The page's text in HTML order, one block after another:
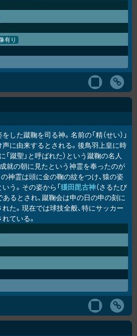
有り
した蹴鞠を司る神。名前の「精（せい）」
に由来するとされる。後鳥羽上皇に時
「蹴聖」と呼ばれた）という蹴鞠の名人
就の朝に見たという神霊を奉ったのが
神霊は頭に金の鞠の紋をつけ、猿の姿
う。その姿から「猨田毘古神（さるたび
あるとされ、蹴鞠会は申の日の申の刻に
た。現在では球技全般、特にサッカー
ている。